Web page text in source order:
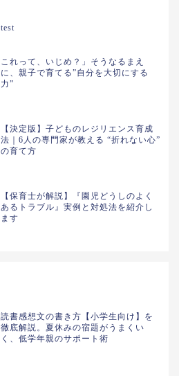
test
これって、いじめ？」そうなるまえ
に、親子で育てる”自分を大切にする
力”
【決定版】子どものレジリエンス育成
法｜6人の専門家が教える “折れない心”
の育て方
【保育士が解説】『園児どうしのよく
あるトラブル』実例と対処法を紹介し
ます
読書感想文の書き方【小学生向け】を
徹底解説。夏休みの宿題がうまくい
く、低学年親のサポート術